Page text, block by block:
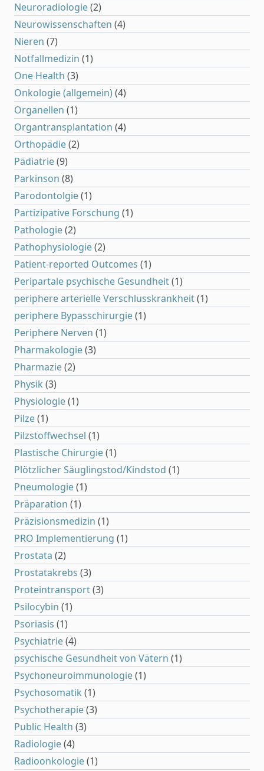
Neuroradiologie(2)
Neurowissenschaften (4)
Nieren (7)
Notfallmedizin (1)
One Health (3)
Onkologie (allgemein)(4)
Organellen (1)
Organtransplantation (4)
Orthopädie(2)
Pädiatrie(9)
Parkinson (8)
Parodontolgie(1)
Partizipative Forschung (1)
Pathologie(2)
Pathophysiologie(2)
Patient-reported Outcomes (1)
Peripartale psychische Gesundheit(1)
periphere arterielle Verschlusskrankheit(1)
periphere Bypasschirurgie(1)
Periphere Nerven (1)
Pharmakologie(3)
Pharmazie(2)
Physik (3)
Physiologie(1)
Pilze(1)
Pilzstoffwechsel (1)
Plastische Chirurgie(1)
Plötzlicher Säuglingstod/Kindstod (1)
Pneumologie(1)
Präparation (1)
Präzisionsmedizin (1)
PRO Implementierung (1)
Prostata (2)
Prostatakrebs (3)
Proteintransport(3)
Psilocybin (1)
Psoriasis (1)
Psychiatrie(4)
psychische Gesundheit von Vätern (1)
Psychoneuroimmunologie(1)
Psychosomatik (1)
Psychotherapie(3)
Public Health (3)
Radiologie(4)
Radioonkologie(1)